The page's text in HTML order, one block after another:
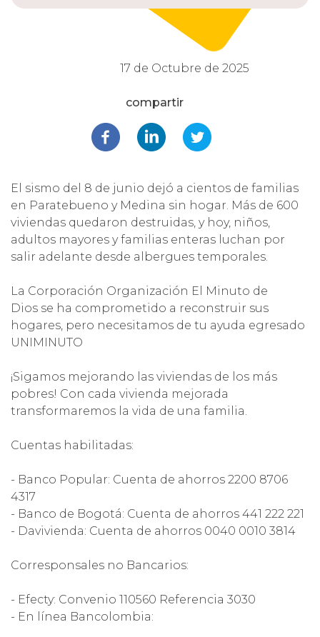
17 de Octubre de 2025
El sismo del 8 de junio dejó a cientos de familias
en Paratebueno y Medina sin hogar. Más de 600
viviendas quedaron destruidas, y hoy, niños,
adultos mayores y familias enteras luchan por
salir adelante desde albergues temporales.
La Corporación Organización El Minuto de
Dios se ha comprometido a reconstruir sus
hogares, pero necesitamos de tu ayuda egresado
UNIMINUTO
¡Sigamos mejorando las viviendas de los más
pobres! Con cada vivienda mejorada
transformaremos la vida de una familia.
Cuentas habilitadas:
- Banco Popular: Cuenta de ahorros 2200 8706
4317
- Banco de Bogotá: Cuenta de ahorros 441 222 221
- Davivienda: Cuenta de ahorros 0040 0010 3814
Corresponsales no Bancarios:
- Efecty: Convenio 110560 Referencia 3030
- En línea Bancolombia: